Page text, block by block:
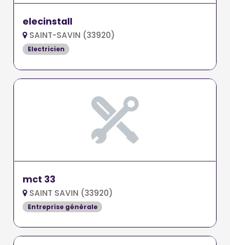
elecinstall
SAINT-SAVIN (33920)
Electricien
mct 33
SAINT SAVIN (33920)
Entreprise générale